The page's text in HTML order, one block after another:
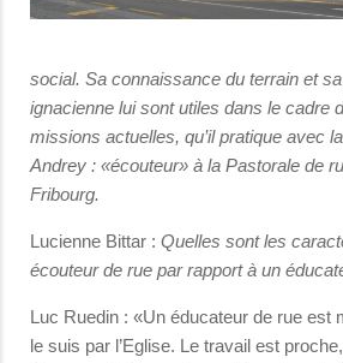
social. Sa connaissance du terrain et
ignacienne lui sont utiles dans le cadre
missions actuelles, qu’il pratique avec
Andrey : «écouteur» à la Pastorale de
Fribourg.
Lucienne Bittar : Quelles sont les
écouteur de rue par rapport à un
Luc Ruedin : «Un éducateur de rue est
le suis par l’Eglise. Le travail est